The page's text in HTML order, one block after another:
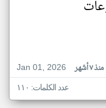
Jan 01, 2026
منذ ٧ أشهر
عدد الكلمات: ١١٠